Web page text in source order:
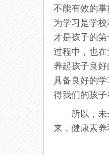
不能有效的
为学习是学
才是孩子的
过程中，也
养起孩子良
具备良好的
得我们的孩子
所以，未
来，健康素